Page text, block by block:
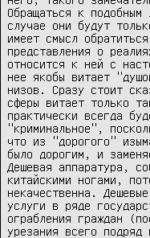
Обращаться к
случае они будут
имеет смысл
представления о
относится к ней с
нее якобы витает
низов. Сразу стоит
сферы витает только
практически всегда
"криминальное",
что из "дорогого"
было дорогим, и
Дешевая аппаратура,
китайскими ногами,
некачественна.
услуги в ряде
ограбления граждан
урезания всего подряд